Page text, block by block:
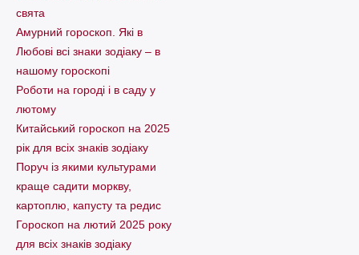
свята
Амурний гороскоп. Які в
Любові всі знаки зодіаку – в
нашому гороскопі
Pоботи на городі і в саду у
лютому
Китайський гороскоп на 2025
рік для всіх знаків зодіаку
Поруч із якими культурами
краще садити моркву,
картоплю, капусту та редис
Гороскоп на лютий 2025 року
для всіх знаків зодіаку